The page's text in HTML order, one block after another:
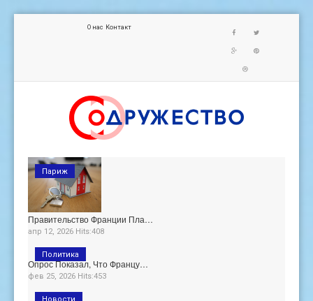
О нас Контакт
Правительство Франции Пла…
апр 12, 2026 Hits:408
Париж
Опрос Показал, Что Францу…
фев 25, 2026 Hits:453
Политика